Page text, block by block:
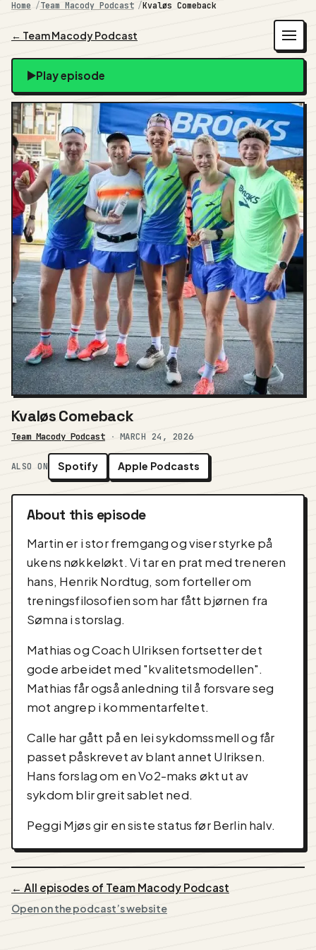
Home Team Macody Podcast Kvaløs Comeback
← Team Macody Podcast
Play episode
Kvaløs Comeback
Team Macody Podcast · MARCH 24, 2026
ALSO ON Spotify Apple Podcasts
About this episode
Martin er i stor fremgang og viser styrke på
ukens nøkkeløkt. Vi tar en prat med treneren
hans, Henrik Nordtug, som forteller om
treningsfilosofien som har fått bjørnen fra
Sømna i storslag.
Mathias og Coach Ulriksen fortsetter det
gode arbeidet med "kvalitetsmodellen".
Mathias får også anledning til å forsvare seg
mot angrep i kommentarfeltet.
Calle har gått på en lei sykdomssmell og får
passet påskrevet av blant annet Ulriksen.
Hans forslag om en Vo2-maks økt ut av
sykdom blir greit sablet ned.
Peggi Mjøs gir en siste status før Berlin halv.
← All episodes of Team Macody Podcast
Open on the podcast’s website